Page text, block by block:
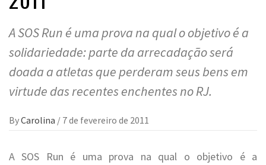
A SOS Run é uma prova na qual o objetivo é a
solidariedade: parte da arrecadação será
doada a atletas que perderam seus bens em
virtude das recentes enchentes no RJ.
ByCarolina / 7 de fevereiro de 2011
A SOS Run é uma prova na qual o objetivo é a